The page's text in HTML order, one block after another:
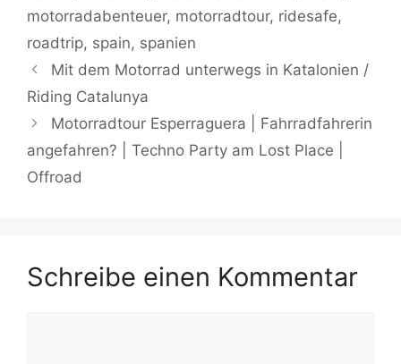
motorradabenteuer, motorradtour, ridesafe,
roadtrip, spain, spanien
Mit dem Motorrad unterwegs in Katalonien /
Riding Catalunya
Motorradtour Esperraguera | Fahrradfahrerin
angefahren? | Techno Party am Lost Place |
Offroad
Schreibe einen Kommentar